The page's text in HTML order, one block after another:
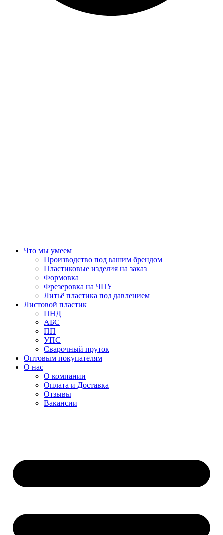
Что мы умеем
Производство под вашим брендом
Пластиковые изделия на заказ
Формовка
Фрезеровка на ЧПУ
Литьё пластика под давлением
Листовой пластик
ПНД
АБС
ПП
УПС
Сварочный пруток
Оптовым покупателям
О нас
О компании
Оплата и Доставка
Отзывы
Вакансии